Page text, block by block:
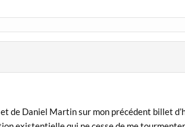
de Daniel Martin sur mon précédent billet